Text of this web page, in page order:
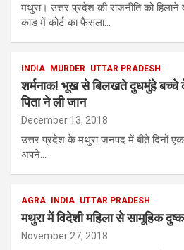
मथुरा। उत्तर प्रदेश की राजनीति को हिलाने
कांड में कोर्ट का फैसला…
INDIA MURDER UTTAR PRADESH
शर्मनाक! भूख से बिलखते दुधमुंहे बच्चे
पिता ने ली जान
December 13, 2018
उत्तर प्रदेश के मथुरा जनपद में बीते दिनों एक
अपने…
AGRA INDIA UTTAR PRADESH
मथुरा में विदेशी महिला से सामूहिक
November 27, 2018